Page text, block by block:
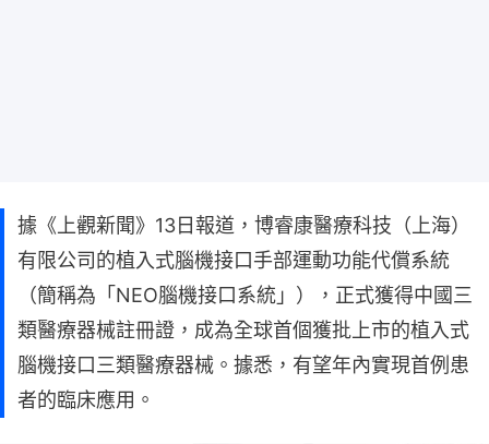
據《上觀新聞》13日報道，博睿康醫療科技（上海）
有限公司的植入式腦機接口手部運動功能代償系統
（簡稱為「NEO腦機接口系統」），正式獲得中國三
類醫療器械註冊證，成為全球首個獲批上市的植入式
腦機接口三類醫療器械。據悉，有望年內實現首例患
者的臨床應用。